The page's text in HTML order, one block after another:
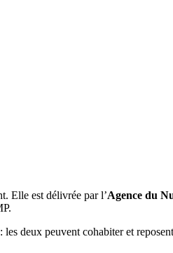
Elle est délivrée par l’Agence du
deux peuvent cohabiter et